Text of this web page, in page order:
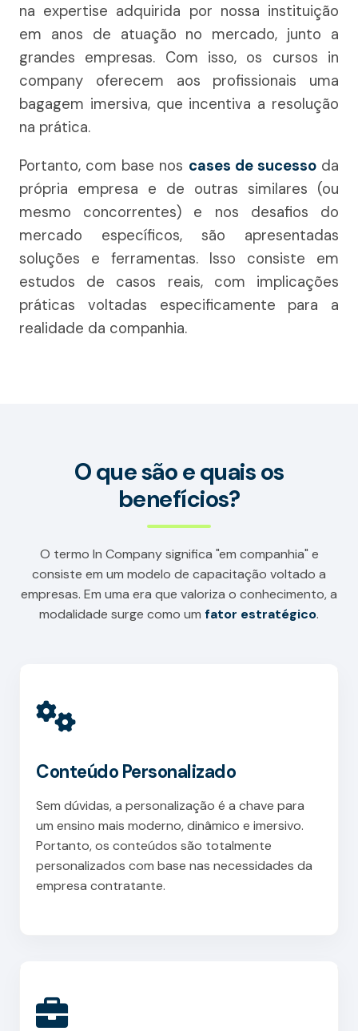
na expertise adquirida por nossa instituição
em anos de atuação no mercado, junto a
grandes empresas. Com isso, os cursos in
company oferecem aos profissionais uma
bagagem imersiva, que incentiva a resolução
na prática.
Portanto, com base nos cases de sucessoda
própria empresa e de outras similares (ou
mesmo concorrentes) e nos desafios do
mercado específicos, são apresentadas
soluções e ferramentas. Isso consiste em
estudos de casos reais, com implicações
práticas voltadas especificamente para a
realidade da companhia.
O que são e quais os
benefícios?
O termo In Company significa "em companhia" e
consiste em um modelo de capacitação voltado a
empresas. Em uma era que valoriza o conhecimento, a
modalidade surge como um fator estratégico.
Conteúdo Personalizado
Sem dúvidas, a personalização é a chave para
um ensino mais moderno, dinâmico e imersivo.
Portanto, os conteúdos são totalmente
personalizados com base nas necessidades da
empresa contratante.